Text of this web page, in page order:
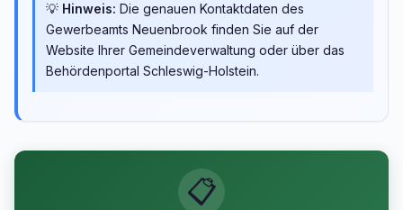
💡 Hinweis: Die genauen Kontaktdaten des
Gewerbeamts Neuenbrook finden Sie auf der
Website Ihrer Gemeindeverwaltung oder über das
Behördenportal Schleswig-Holstein.
📋